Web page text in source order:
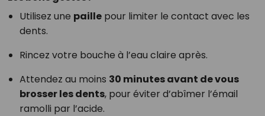
Utilisez une paillepour limiter le contact avec les
dents.
Rincez votre bouche à l’eau claire après.
Attendez au moins 30 minutes avant de vous
brosser les dents, pour éviter d’abîmer l’émail
ramolli par l’acide.